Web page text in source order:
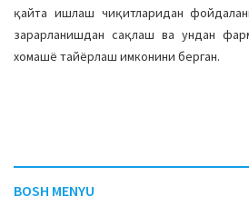
қайта ишлаш чиқитларидан
зарарланишдан сақлаш ва ундан
хомашё тайёрлаш имконини берган.
BOSH MENYU